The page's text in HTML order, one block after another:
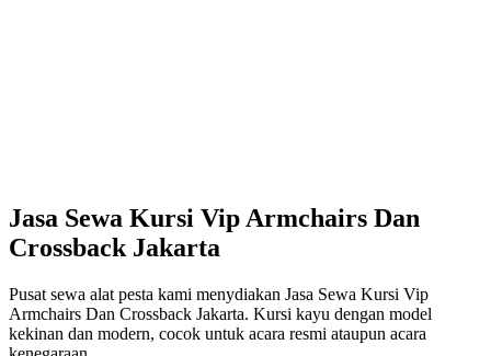
Jasa Sewa Kursi Vip Armchairs Dan
Crossback Jakarta
Pusat sewa alat pesta kami menydiakan Jasa Sewa Kursi Vip
Armchairs Dan Crossback Jakarta. Kursi kayu dengan model
kekinan dan modern, cocok untuk acara resmi ataupun acara